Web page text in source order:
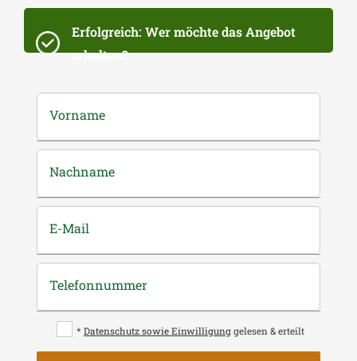
Erfolgreich: Wer möchte das Angebot
erhalten?
Vorname
Nachname
E-Mail
Telefonnummer
* Datenschutz sowie Einwilligung gelesen & erteilt